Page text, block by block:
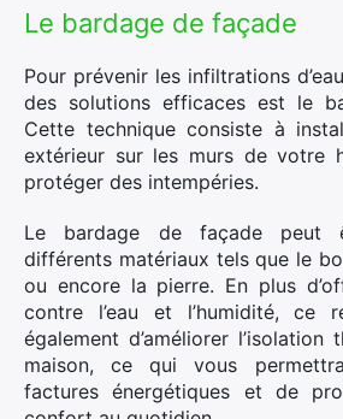
Le bardage de façade
Pour prévenir les infiltrations
des solutions efficaces est le
Cette technique consiste à
extérieur sur les murs de votre
protéger des intempéries.
Le bardage de façade peut
différents matériaux tels que le
ou encore la pierre. En plus
contre l’eau et l’humidité, ce
également d’améliorer
maison, ce qui vous
factures énergétiques et de